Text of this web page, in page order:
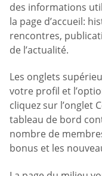
des informations
la page d’accueil:
rencontres,
de l’actualité.
Les onglets
votre profil et
cliquez sur l’onglet
tableau de bord
nombre de
bonus et les